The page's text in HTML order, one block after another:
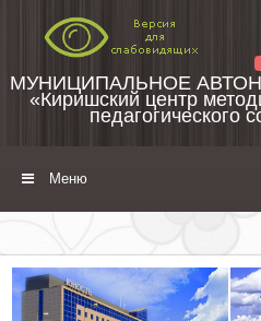
МУНИЦИПАЛЬНОЕ
«Киришский центр
педагогического
Меню